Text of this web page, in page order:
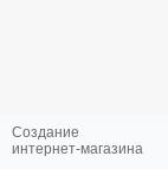
Создание
интернет-магазина